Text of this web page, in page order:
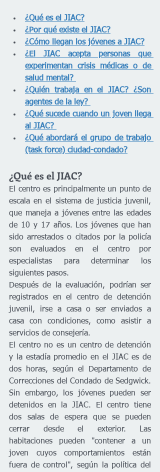
¿Qué es el JIAC?
¿Por qué existe el JIAC?
¿Cómo llegan los jóvenes a JIAC?
¿El JIAC acepta personas que
experimentan crisis médicas o de
salud mental?
¿Quién trabaja en el JIAC? ¿Son
agentes de la ley?
¿Qué sucede cuando un joven llega
al JIAC?
¿Qué abordará el grupo de trabajo
(task force) ciudad-condado?
¿Qué es el JIAC?
El centro es principalmente un punto de
escala en el sistema de justicia juvenil,
que maneja a jóvenes entre las edades
de 10 y 17 años. Los jóvenes que han
sido arrestados o citados por la policía
son evaluados en el centro por
especialistas para determinar los
siguientes pasos.
Después de la evaluación, podrían ser
registrados en el centro de detención
juvenil, irse a casa o ser enviados a
casa con condiciones, como asistir a
servicios de consejería.
El centro no es un centro de detención
y la estadía promedio en el JIAC es de
dos horas, según el Departamento de
Correcciones del Condado de Sedgwick.
Sin embargo, los jóvenes pueden ser
detenidos en la JIAC. El centro tiene
dos salas de espera que se pueden
cerrar desde el exterior. Las
habitaciones pueden "contener a un
joven cuyos comportamientos están
fuera de control", según la política del